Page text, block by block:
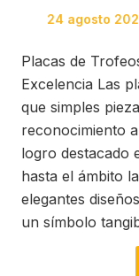
Posted
24 agosto
Placas de
Excelencia Las
que simples
reconocimiento
logro destacado
hasta el ámbito
elegantes
un símbolo